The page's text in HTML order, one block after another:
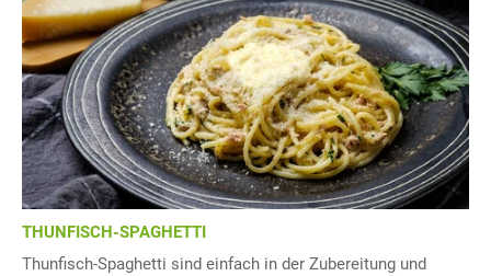
THUNFISCH-SPAGHETTI
Thunfisch-Spaghetti sind einfach in der Zubereitung und